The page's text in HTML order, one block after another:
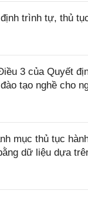
trình tự, thủ
3 của Quyết
tạo nghề cho
mục thủ tục
dữ liệu dựa